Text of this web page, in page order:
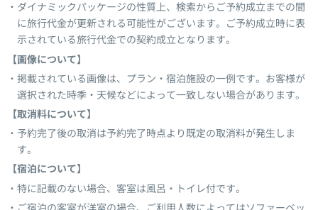
ダイナミックパッケージの性質上、検索からご予約成立までの間
に旅行代金が更新される可能性がございます。ご予約成立時に表
示されている旅行代金での契約成立となります。
【画像について】
掲載されている画像は、プラン・宿泊施設の一例です。お客様が
選択された時季・天候などによって一致しない場合があります。
【取消料について】
予約完了後の取消は予約完了時点より既定の取消料が発生しま
す。
【宿泊について】
特に記載のない場合、客室は風呂・トイレ付です。
ご宿泊の客室が洋室の場合、ご利用人数によってはソファーベッ